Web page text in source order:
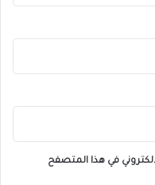
في هذا المتصفح